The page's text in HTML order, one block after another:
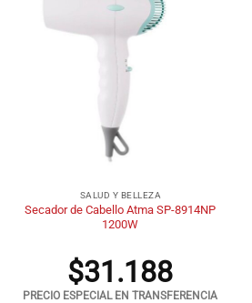
SALUD Y BELLEZA
Secador de Cabello Atma SP-8914NP
1200W
$31.188
PRECIO ESPECIAL EN TRANSFERENCIA